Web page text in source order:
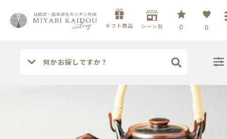
ギフト商品 シーン別 0 0